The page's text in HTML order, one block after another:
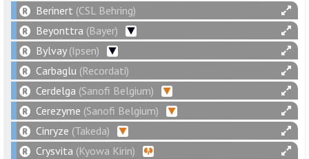
Berinert (CSL Behring)
Beyonttra (Bayer)
Bylvay(Ipsen)
Carbaglu (Recordati)
Cerdelga (Sanofi Belgium)
Cerezyme (Sanofi Belgium)
Cinryze (Takeda)
Crysvita (Kyowa Kirin)